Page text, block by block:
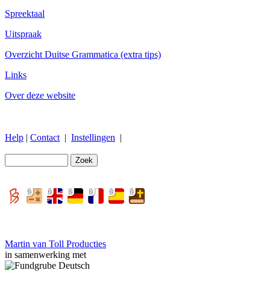
Spreektaal
Uitspraak
Overzicht Duitse Grammatica (extra tips)
Links
Over deze website
Help | Contact | Instellingen |
Martin van Toll Producties
in samenwerking met